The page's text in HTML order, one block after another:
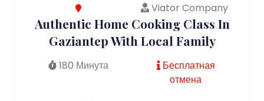
Viator Company
Authentic Home Cooking Class In
Gaziantep With Local Family
180 Минута
Бесплатная
отмена